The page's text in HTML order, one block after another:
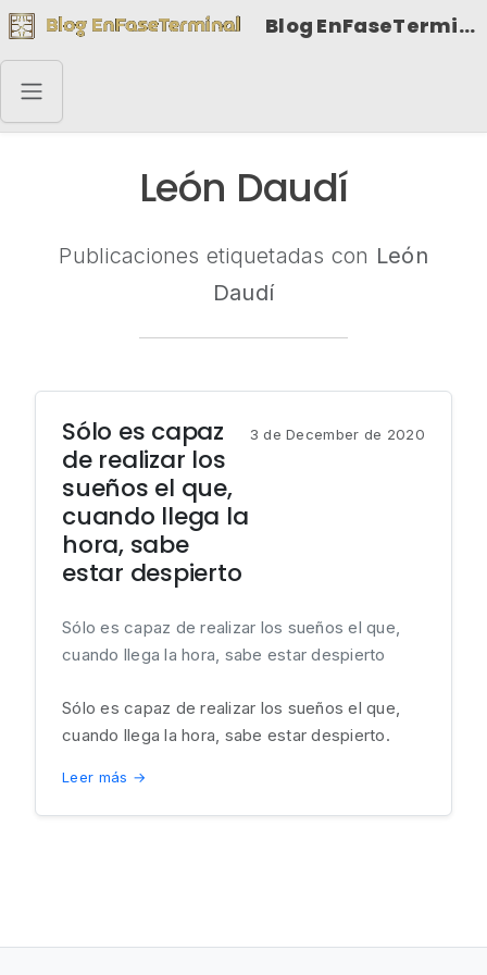
Blog EnFaseTerminal
León Daudí
Publicaciones etiquetadas con León
Daudí
Sólo es capaz
de realizar los
sueños el que,
cuando llega la
hora, sabe
estar despierto
3 de December de 2020
Sólo es capaz de realizar los sueños el que,
cuando llega la hora, sabe estar despierto
Sólo es capaz de realizar los sueños el que,
cuando llega la hora, sabe estar despierto.
Leer más →